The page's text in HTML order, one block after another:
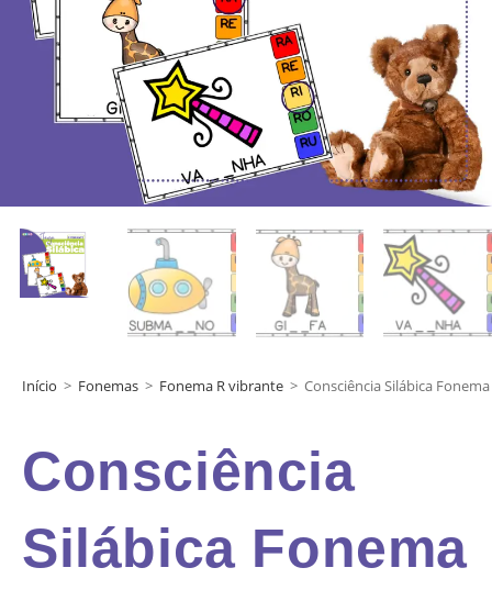
Início > Fonemas > Fonema R vibrante > Consciência Silábica
Consciência
Silábica Fonema